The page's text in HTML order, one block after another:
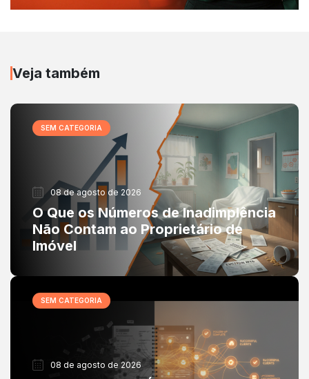
Veja também
SEM CATEGORIA
08 de agosto de 2026
O Que os Números de Inadimplência
Não Contam ao Proprietário de
Imóvel
SEM CATEGORIA
08 de agosto de 2026